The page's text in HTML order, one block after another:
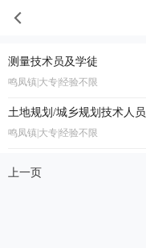
测量技术员及学徒
鸣凤镇|大专|经验不限
土地规划/城乡规划技术人员
鸣凤镇|大专|经验不限
上一页